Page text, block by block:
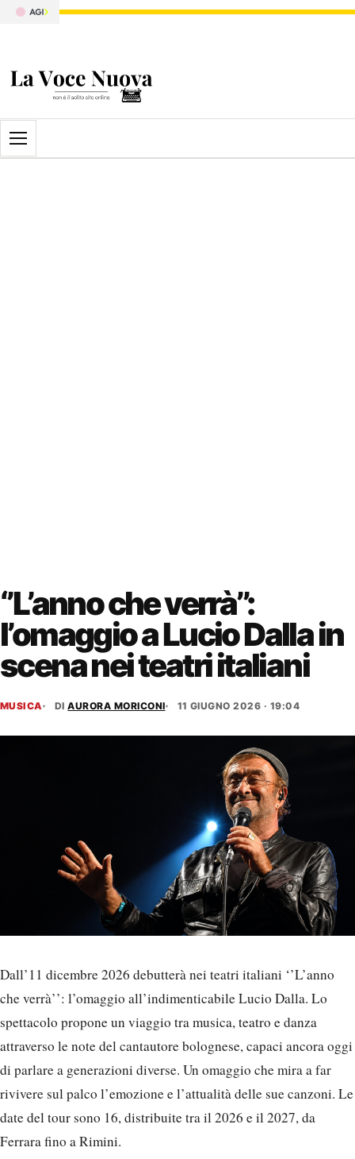
Apri il menu
‘’L’anno che verrà’’:
l’omaggio a Lucio Dalla in
scena nei teatri italiani
MUSICA DIAURORA MORICONI 11 GIUGNO 2026 · 19:04
Dall’11 dicembre 2026 debutterà nei teatri italiani ‘’L’anno
che verrà’’: l’omaggio all’indimenticabile Lucio Dalla. Lo
spettacolo propone un viaggio tra musica, teatro e danza
attraverso le note del cantautore bolognese, capaci ancora oggi
di parlare a generazioni diverse. Un omaggio che mira a far
rivivere sul palco l’emozione e l’attualità delle sue canzoni. Le
date del tour sono 16, distribuite tra il 2026 e il 2027, da
Ferrara fino a Rimini.